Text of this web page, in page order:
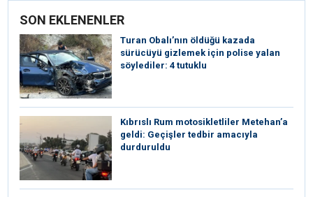
SON EKLENENLER
Turan Obalı’nın öldüğü kazada
sürücüyü gizlemek için polise yalan
söylediler: 4 tutuklu
Kıbrıslı Rum motosikletliler Metehan’a
geldi: Geçişler tedbir amacıyla
durduruldu